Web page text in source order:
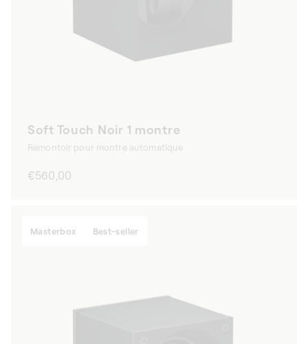
Soft Touch Noir 1 montre
Remontoir pour montre automatique
Prix
€560,00
Masterbox Best-seller